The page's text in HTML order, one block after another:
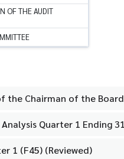
OF THE AUDIT
the Chairman of the
Quarter 1 Ending
1 (F45) (Reviewed)